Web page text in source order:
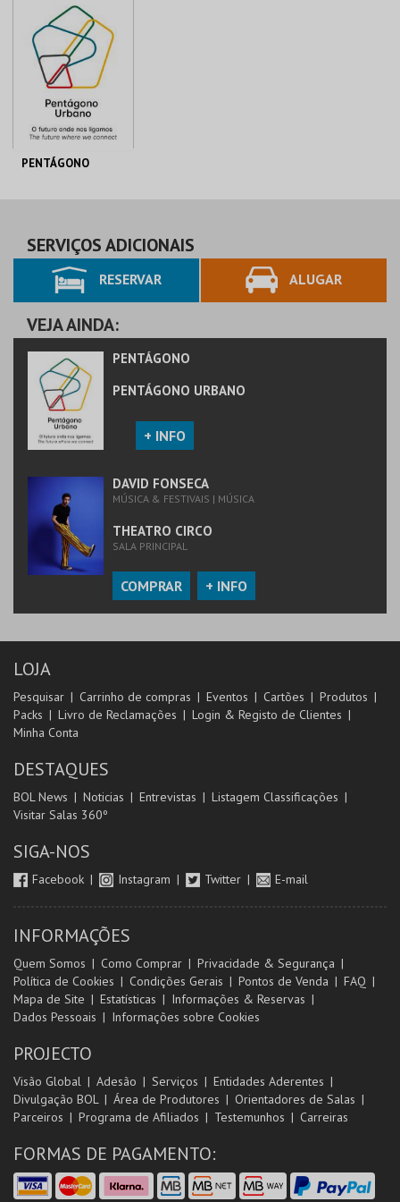
PENTÁGONO
AQUISIÇÃO
MAIS INFO
COMPRAR
SERVIÇOS ADICIONAIS
RESERVAR ALUGAR
VEJA AINDA:
PENTÁGONO
PENTÁGONO URBANO
+ INFO
DAVID FONSECA
MÚSICA & FESTIVAIS | MÚSICA
THEATRO CIRCO
SALA PRINCIPAL
COMPRAR + INFO
LOJA
Pesquisar Carrinho de compras Eventos Cartões
Produtos
Packs
Livro de Reclamações
Login & Registo de Clientes
Minha Conta
DESTAQUES
BOL News Noticias Entrevistas
Listagem Classificações
Visitar Salas 360º
SIGA-NOS
Facebook Instagram Twitter E-mail
INFORMAÇÕES
Quem Somos Como Comprar
Privacidade & Segurança
Política de Cookies
Condições Gerais Pontos de Venda
FAQ
Mapa de Site
Estatísticas
Informações & Reservas
Dados Pessoais
Informações sobre Cookies
PROJECTO
Visão Global Adesão Serviços
Entidades Aderentes
Divulgação BOL
Área de Produtores
Orientadores de Salas
Parceiros
Programa de Afiliados Testemunhos Carreiras
FORMAS DE PAGAMENTO: